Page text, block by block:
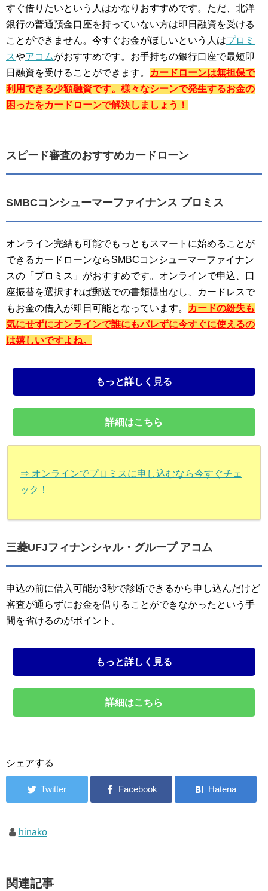
すぐ借りたいという人はかなりおすすめです。ただ、北洋
銀行の普通預金口座を持っていない方は即日融資を受ける
ことができません。今すぐお金がほしいという人はプロミ
スやアコムがおすすめです。お手持ちの銀行口座で最短即
日融資を受けることができます。 カードローンは無担保で
利用できる少額融資です。様々なシーンで発生するお金の
困ったをカードローンで解決しましょう！
スピード審査のおすすめカードローン
SMBCコンシューマーファイナンス プロミス
オンライン完結も可能でもっともスマートに始めることが
できるカードローンならSMBCコンシューマーファイナン
スの「プロミス」がおすすめです。オンラインで申込、口
座振替を選択すれば郵送での書類提出なし、カードレスで
もお金の借入が即日可能となっています。 カードの紛失も
気にせずにオンラインで誰にもバレずに今すぐに使えるの
は嬉しいですよね。
もっと詳しく見る
詳細はこちら
⇒ オンラインでプロミスに申し込むなら今すぐチェ
ック！
三菱UFJフィナンシャル・グループ アコム
申込の前に借入可能か3秒で診断できるから申し込んだけど
審査が通らずにお金を借りることができなかったという手
間を省けるのがポイント。
もっと詳しく見る
詳細はこちら
シェアする
hinako
関連記事